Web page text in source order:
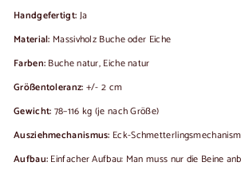
Handgefertigt: Ja
Material: Massivholz Buche oder Eiche
Farben: Buche natur, Eiche natur
Größentoleranz: +/- 2 cm
Gewicht: 78–116 kg (je nach Größe)
Ausziehmechanismus: Eck-
Aufbau: Einfacher Aufbau: Man muss nur die Beine